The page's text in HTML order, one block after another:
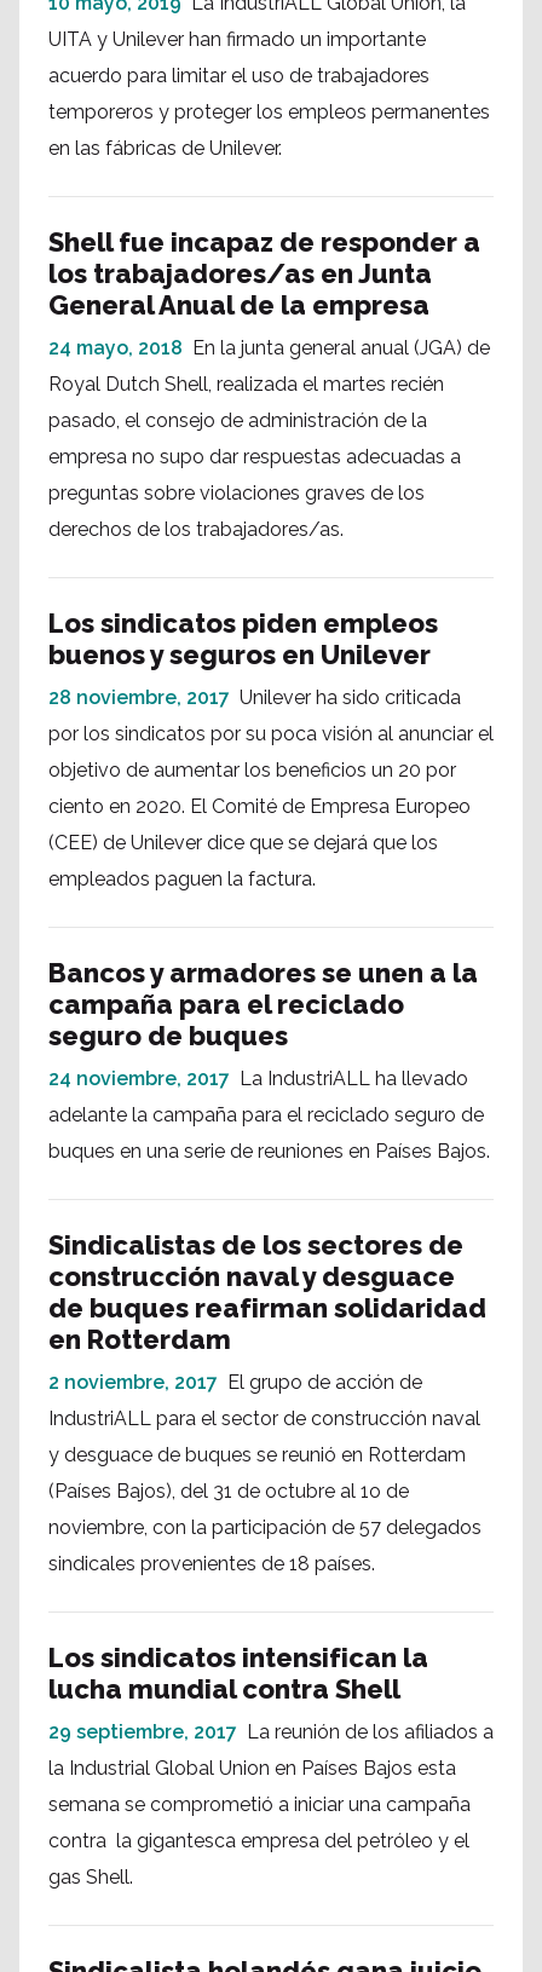
UITA y Unilever han firmado un importante
acuerdo para limitar el uso de trabajadores
temporeros y proteger los empleos permanentes
en las fábricas de Unilever.
Shell fue incapaz de responder a
los trabajadores/as en Junta
General Anual de la empresa
24 mayo, 2018 En la junta general anual (JGA) de
Royal Dutch Shell, realizada el martes recién
pasado, el consejo de administración de la
empresa no supo dar respuestas adecuadas a
preguntas sobre violaciones graves de los
derechos de los trabajadores/as.
Los sindicatos piden empleos
buenos y seguros en Unilever
28 noviembre, 2017 Unilever ha sido criticada
por los sindicatos por su poca visión al anunciar el
objetivo de aumentar los beneficios un 20 por
ciento en 2020. El Comité de Empresa Europeo
(CEE) de Unilever dice que se dejará que los
empleados paguen la factura.
Bancos y armadores se unen a la
campaña para el reciclado
seguro de buques
24 noviembre, 2017 La IndustriALL ha llevado
adelante la campaña para el reciclado seguro de
buques en una serie de reuniones en Países Bajos.
Sindicalistas de los sectores de
construcción naval y desguace
de buques reafirman solidaridad
en Rotterdam
2 noviembre, 2017 El grupo de acción de
IndustriALL para el sector de construcción naval
y desguace de buques se reunió en Rotterdam
(Países Bajos), del 31 de octubre al 1o de
noviembre, con la participación de 57 delegados
sindicales provenientes de 18 países.
Los sindicatos intensifican la
lucha mundial contra Shell
29 septiembre, 2017 La reunión de los afiliados a
la Industrial Global Union en Países Bajos esta
semana se comprometió a iniciar una campaña
contra la gigantesca empresa del petróleo y el
gas Shell.